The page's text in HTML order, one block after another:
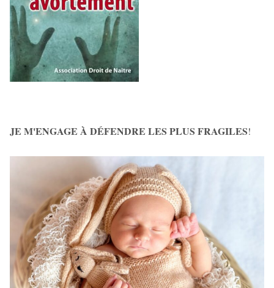
JE M'ENGAGE À DÉFENDRE LES PLUS FRAGILES!